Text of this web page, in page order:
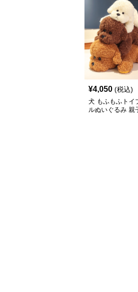
¥4,050 (税込)
犬 もふもふトイ
ルぬいぐるみ 親